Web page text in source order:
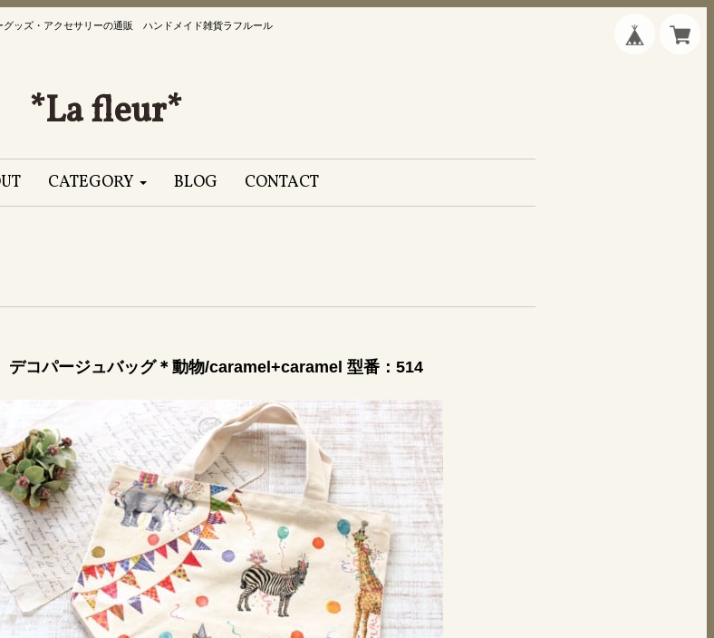
ッズ・アクセサリーの通販 ハンドメイド雑貨ラフルール
*La fleur*
CATEGORY BLOG CONTACT
デコパージュバッグ＊動物/caramel+caramel 型番：514